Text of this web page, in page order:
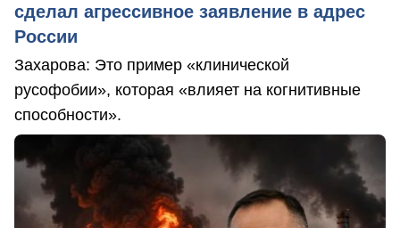
сделал агрессивное заявление в адрес
России
Захарова: Это пример «клинической
русофобии», которая «влияет на когнитивные
способности».